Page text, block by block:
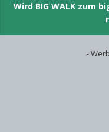
Wird BIG WALK zum
-